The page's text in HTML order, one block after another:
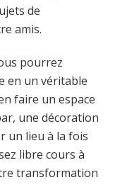
de
amis.
pourrez
en un véritable
faire un espace
une décoration
un lieu à la fois
libre cours à
transformation